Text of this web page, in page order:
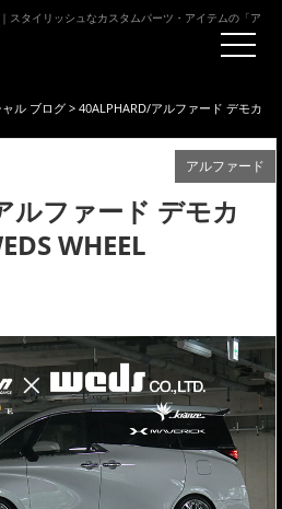
スタイリッシュなカスタムパーツ・アイテムの「ア
ル ブログ> 40ALPHARD/アルファード デモカ
アルファード
ルファード デモカ
WHEEL